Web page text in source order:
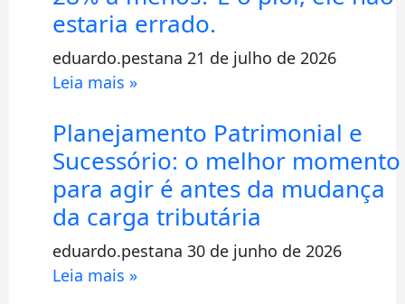
estaria errado.
eduardo.pestana 21 de julho de 2026
Leia mais »
Planejamento Patrimonial e
Sucessório: o melhor momento
para agir é antes da mudança
da carga tributária
eduardo.pestana 30 de junho de 2026
Leia mais »